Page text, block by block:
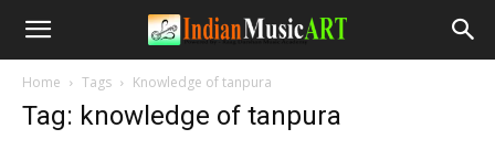
Home Tags Knowledge of tanpura
Tag: knowledge of tanpura